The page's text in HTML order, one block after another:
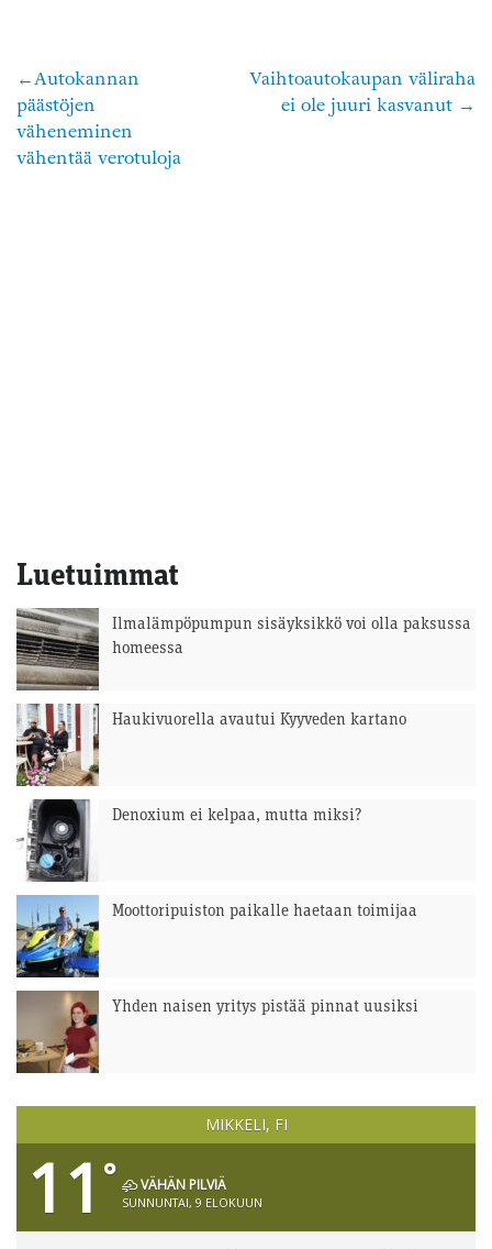
Artikkelien
selaus
Autokannan
päästöjen
väheneminen
vähentää verotuloja
Vaihtoautokaupan väliraha
ei ole juuri kasvanut
Luetuimmat
Ilmalämpöpumpun sisäyksikkö voi olla paksussa
homeessa
Haukivuorella avautui Kyyveden kartano
Denoxium ei kelpaa, mutta miksi?
Moottoripuiston paikalle haetaan toimijaa
Yhden naisen yritys pistää pinnat uusiksi
MIKKELI, FI
11 ° VÄHÄN PILVIÄ
SUNNUNTAI, 9 ELOKUUN